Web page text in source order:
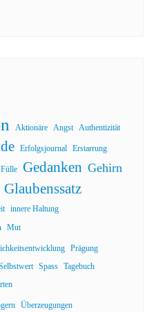
Aktionäre Angst Authentizität
Erfolgsjournal Erstarrung
Fülle Gedanken Gehirn
Glaubenssatz
innere Haltung
Mut
Prägung
Spass Tagebuch
Überzeugungen